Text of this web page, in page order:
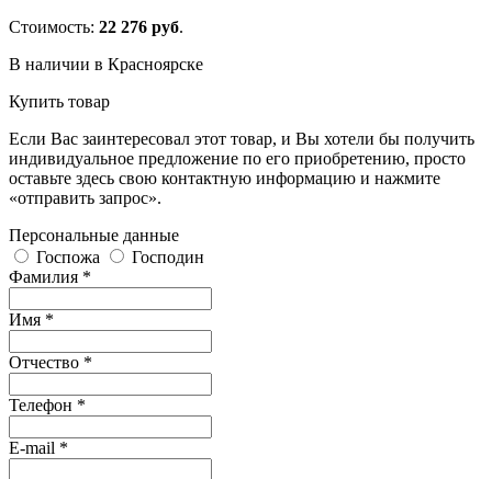
Стоимость: 22 276 руб.
В наличии в Красноярске
Купить товар
Если Вас заинтересовал этот товар, и Вы хотели бы получить
индивидуальное предложение по его приобретению, просто
оставьте здесь свою контактную информацию и нажмите
«отправить запрос».
Персональные данные
Госпожа
Господин
Фамилия *
Имя *
Отчество *
Телефон *
E-mail *